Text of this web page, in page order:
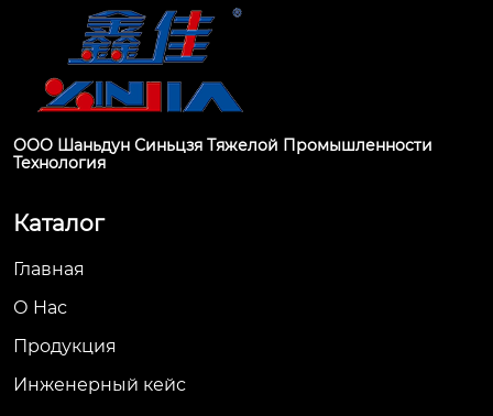
ООО Шаньдун Синьцзя Тяжелой Промышленности
Технология
Каталог
Главная
О Hас
Продукция
Инженерный кейс